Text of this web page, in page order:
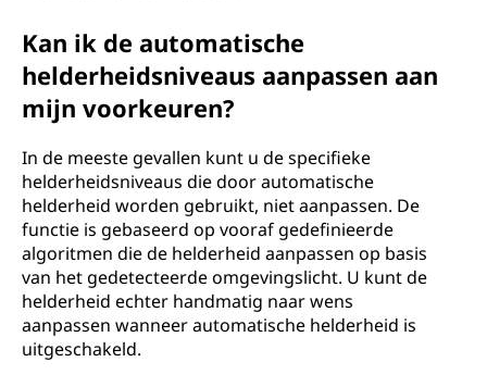
Kan ik de automatische
helderheidsniveaus aanpassen aan
mijn voorkeuren?
In de meeste gevallen kunt u de specifieke
helderheidsniveaus die door automatische
helderheid worden gebruikt, niet aanpassen. De
functie is gebaseerd op vooraf gedefinieerde
algoritmen die de helderheid aanpassen op basis
van het gedetecteerde omgevingslicht. U kunt de
helderheid echter handmatig naar wens
aanpassen wanneer automatische helderheid is
uitgeschakeld.